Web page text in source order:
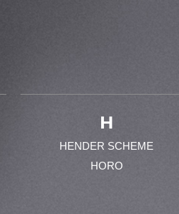
H
HENDER SCHEME
HORO